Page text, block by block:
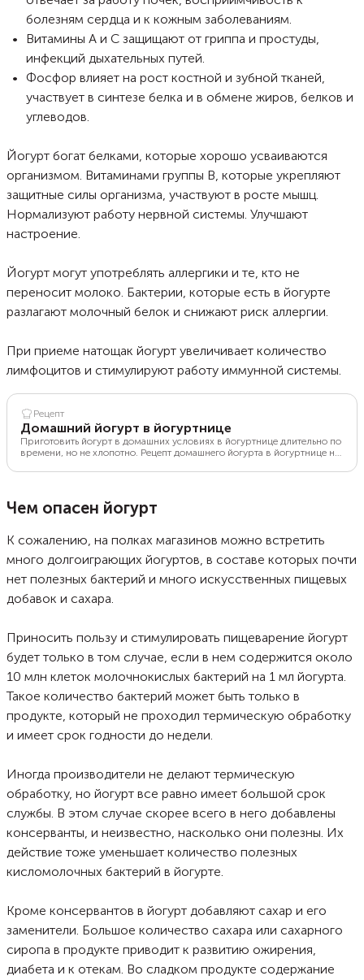
болезням сердца и к кожным заболеваниям.
Витамины А и С защищают от гриппа и простуды,
инфекций дыхательных путей.
Фосфор влияет на рост костной и зубной тканей,
участвует в синтезе белка и в обмене жиров, белков и
углеводов.
Йогурт богат белками, которые хорошо усваиваются
организмом. Витаминами группы В, которые укрепляют
защитные силы организма, участвуют в росте мышц.
Нормализуют работу нервной системы. Улучшают
настроение.
Йогурт могут употреблять аллергики и те, кто не
переносит молоко. Бактерии, которые есть в йогурте
разлагают молочный белок и снижают риск аллергии.
При приеме натощак йогурт увеличивает количество
лимфоцитов и стимулируют работу иммунной системы.
Рецепт
Домашний йогурт в йогуртнице
Приготовить йогурт в домашних условиях в йогуртнице длительно по
времени, но не хлопотно. Рецепт домашнего йогурта в йогуртнице не
постоянного контроля. Принцип действия у всех йогуртиц
готовую сухую закваску, а в качестве наполнителя взять любые
Чем опасен йогурт
К сожалению, на полках магазинов можно встретить
много долгоиграющих йогуртов, в составе которых почти
нет полезных бактерий и много искусственных пищевых
добавок и сахара.
Приносить пользу и стимулировать пищеварение йогурт
будет только в том случае, если в нем содержится около
10 млн клеток молочнокислых бактерий на 1 мл йогурта.
Такое количество бактерий может быть только в
продукте, который не проходил термическую обработку
и имеет срок годности до недели.
Иногда производители не делают термическую
обработку, но йогурт все равно имеет большой срок
службы. В этом случае скорее всего в него добавлены
консерванты, и неизвестно, насколько они полезны. Их
действие тоже уменьшает количество полезных
кисломолочных бактерий в йогурте.
Кроме консервантов в йогурт добавляют сахар и его
заменители. Большое количество сахара или сахарного
сиропа в продукте приводит к развитию ожирения,
диабета и к отекам. Во сладком продукте содержание